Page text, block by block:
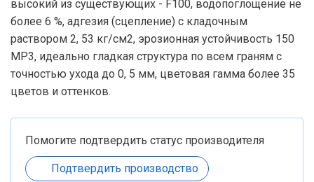
высокий из существующих - F100, водопоглощение не
более 6 %, адгезия (сцепление) с кладочным
раствором 2, 53 кг/см2, эрозионная устойчивость 150
МР3, идеально гладкая структура по всем граням с
точностью ухода до 0, 5 мм, цветовая гамма более 35
цветов и оттенков.
Помогите подтвердить статус производителя
Подтвердить производство